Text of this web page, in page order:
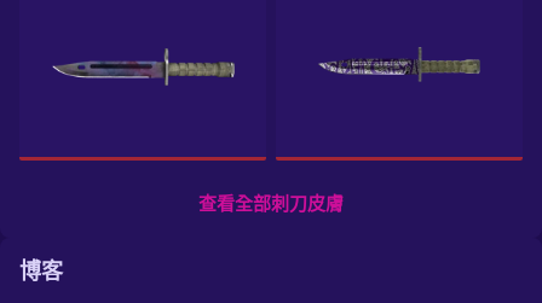
查看全部刺刀皮膚
博客